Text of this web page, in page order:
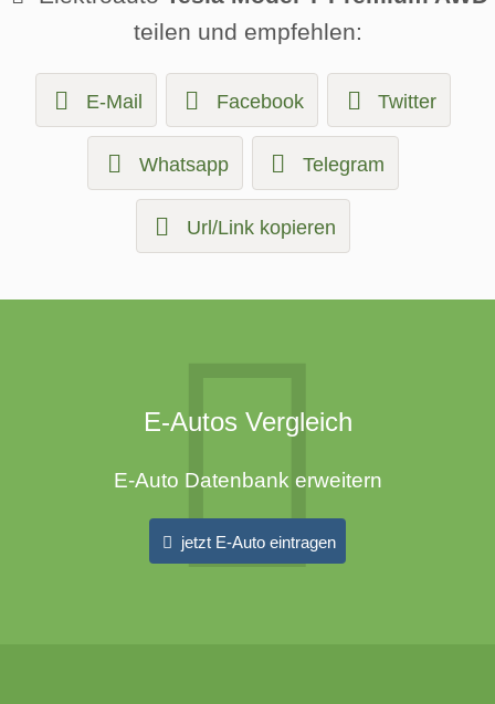
teilen und empfehlen:
E-Mail Facebook Twitter
Whatsapp Telegram
Url/Link kopieren
E-Autos Vergleich
E-Auto Datenbank erweitern
jetzt E-Auto eintragen